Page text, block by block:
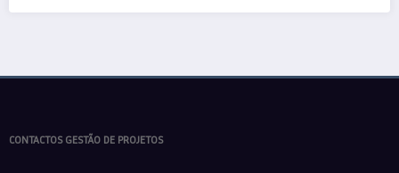
CONTACTOS GESTÃO DE PROJETOS